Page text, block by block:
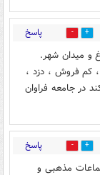
8 پاسخ
و میدان شهر.
کم فروش ، دزد ،
در جامعه فراوان
2 پاسخ
مذهبی و